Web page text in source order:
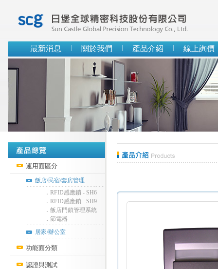
最新消息 關於我們 產品介紹 線上詢價
運用面區分
飯店/民宿/套房管理
．RFID感應鎖 - SH6
．RFID感應鎖 - SH9
．飯店門鎖管理系統
．節電器
居家/辦公室
功能面分類
認證與測試